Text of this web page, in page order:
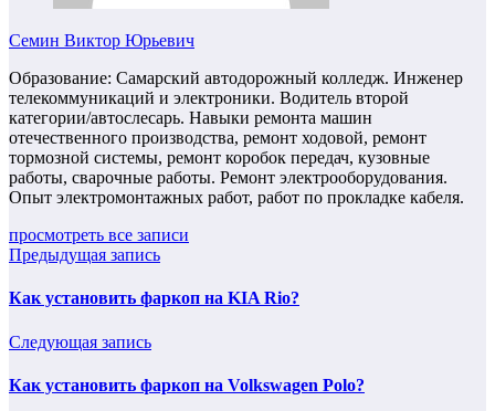
Семин Виктор Юрьевич
Образование: Самарский автодорожный колледж. Инженер
телекоммуникаций и электроники. Водитель второй
категории/автослесарь. Навыки ремонта машин
отечественного производства, ремонт ходовой, ремонт
тормозной системы, ремонт коробок передач, кузовные
работы, сварочные работы. Ремонт электрооборудования.
Опыт электромонтажных работ, работ по прокладке кабеля.
просмотреть все записи
Предыдущая запись
Как установить фаркоп на KIA Rio?
Следующая запись
Как установить фаркоп на Volkswagen Polo?